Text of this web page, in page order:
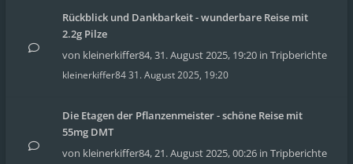
Rückblick und Dankbarkeit - wunderbare Reise mit
2.2g Pilze
von kleinerkiffer84,31. August 2025, 19:20 in Tripberichte
kleinerkiffer8431. August 2025, 19:20
Die Etagen der Pflanzenmeister - schöne Reise mit
55mg DMT
von kleinerkiffer84,21. August 2025, 00:26 in Tripberichte